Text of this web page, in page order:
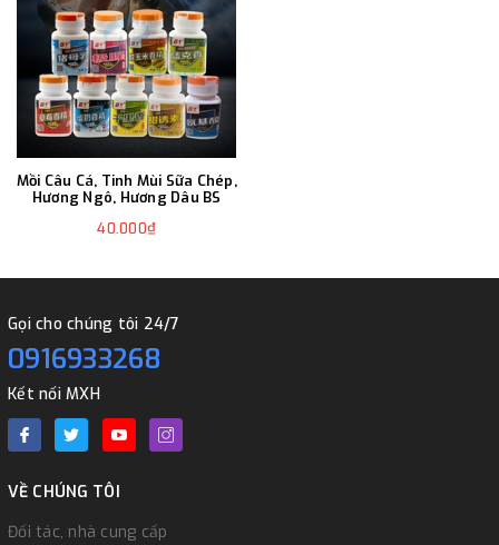
Mồi Câu Cá, Tinh Mùi Sữa Chép,
Hương Ngô, Hương Dâu BS
40.000₫
Gọi cho chúng tôi 24/7
0916933268
Kết nối MXH
VỀ CHÚNG TÔI
Đối tác, nhà cung cấp